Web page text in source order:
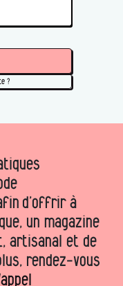
?
d’offrir à
un magazine
artisanal et de
rendez-vous